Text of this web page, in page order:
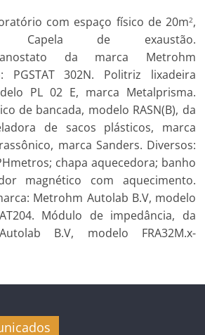
com espaço físico de 20m2,
Capela de exaustão.
da marca Metrohm
PGSTAT 302N. Politriz lixadeira
PL 02 E, marca Metalprisma.
de bancada, modelo RASN(B), da
de sacos plásticos, marca
marca Sanders. Diversos:
chapa aquecedora; banho
magnético com aquecimento.
Metrohm Autolab B.V, modelo
Módulo de impedância, da
B.V, modelo FRA32M.x-